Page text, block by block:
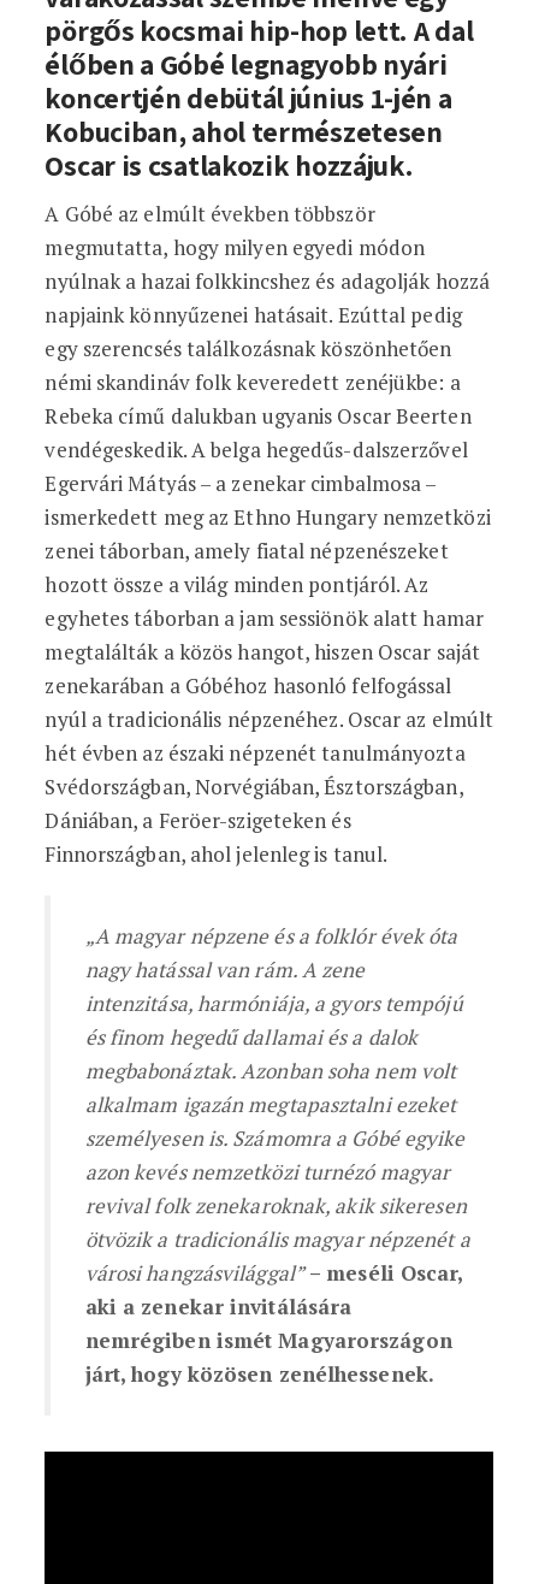
pörgős kocsmai hip-hop lett. A dal
élőben a Góbé legnagyobb nyári
koncertjén debütál június 1-jén a
Kobuciban, ahol természetesen
Oscar is csatlakozik hozzájuk.
A Góbé az elmúlt években többször
megmutatta, hogy milyen egyedi módon
nyúlnak a hazai folkkincshez és adagolják hozzá
napjaink könnyűzenei hatásait. Ezúttal pedig
egy szerencsés találkozásnak köszönhetően
némi skandináv folk keveredett zenéjükbe: a
Rebeka című dalukban ugyanis Oscar Beerten
vendégeskedik. A belga hegedűs-dalszerzővel
Egervári Mátyás – a zenekar cimbalmosa –
ismerkedett meg az Ethno Hungary nemzetközi
zenei táborban, amely fiatal népzenészeket
hozott össze a világ minden pontjáról. Az
egyhetes táborban a jam sessiönök alatt hamar
megtalálták a közös hangot, hiszen Oscar saját
zenekarában a Góbéhoz hasonló felfogással
nyúl a tradicionális népzenéhez. Oscar az elmúlt
hét évben az északi népzenét tanulmányozta
Svédországban, Norvégiában, Észtországban,
Dániában, a Feröer-szigeteken és
Finnországban, ahol jelenleg is tanul.
„A magyar népzene és a folklór évek óta
nagy hatással van rám. A zene
intenzitása, harmóniája, a gyors tempójú
és finom hegedű dallamai és a dalok
megbabonáztak. Azonban soha nem volt
alkalmam igazán megtapasztalni ezeket
személyesen is. Számomra a Góbé egyike
azon kevés nemzetközi turnézó magyar
revival folk zenekaroknak, akik sikeresen
ötvözik a tradicionális magyar népzenét a
városi hangzásvilággal”– meséli Oscar,
aki a zenekar invitálására
nemrégiben ismét Magyarországon
járt, hogy közösen zenélhessenek.